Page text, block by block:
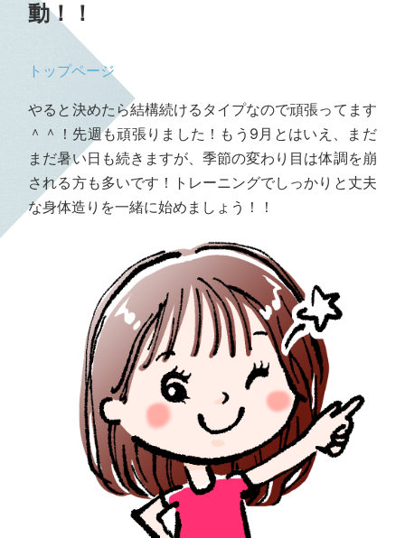
動！！
トップページ
やると決めたら結構続けるタイプなので頑張ってます
＾＾！先週も頑張りました！もう9月とはいえ、まだ
まだ暑い日も続きますが、季節の変わり目は体調を崩
される方も多いです！トレーニングでしっかりと丈夫
な身体造りを一緒に始めましょう！！